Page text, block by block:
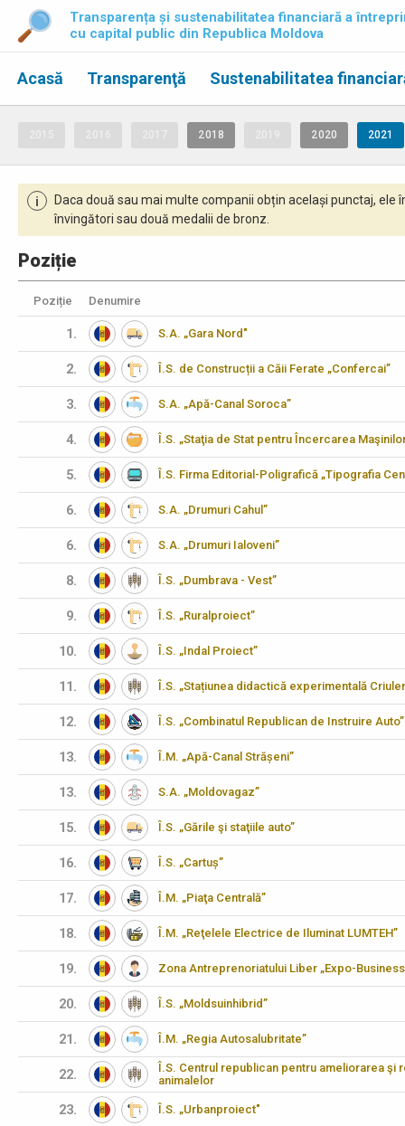
Transparența și sustenabilitatea financiară a
cu capital public din Republica Moldova
Acasă Transparenţă Sustenabilitatea
2018 2020 2021
i
Daca două sau mai multe companii obțin același punctaj,
învingători sau două medalii de bronz.
Poziție
Poziție Denumire
1. S.A. „Gara Nord"
2. Î.S. de Construcții a Căii Ferate „Confercai”
3. S.A. „Apă-Canal Soroca”
4. Î.S. „Staţia de Stat pentru Încercarea
5. Î.S. Firma Editorial-Poligrafică „Tipografia
6. S.A. „Drumuri Cahul”
6. S.A. „Drumuri Ialoveni”
8. Î.S. „Dumbrava - Vest”
9. Î.S. „Ruralproiect”
10. Î.S. „Indal Proiect”
11. Î.S. „Stațiunea didactică experimentală
12. Î.S. „Combinatul Republican de Instruire Auto”
13. Î.M. „Apă-Canal Strășeni”
13. S.A. „Moldovagaz”
15. Î.S. „Gările şi staţiile auto”
16. Î.S. „Cartuș”
17. Î.M. „Piaţa Centrală”
18. Î.M. „Reţelele Electrice de Iluminat LUMTEH”
19. Zona Antreprenoriatului Liber „Expo-
20. Î.S. „Moldsuinhibrid”
21. Î.M. „Regia Autosalubritate”
22.
Î.S. Centrul republican pentru ameliorarea şi
animalelor
23. Î.S. „Urbanproiect"